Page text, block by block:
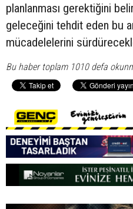
planlanması gerektiğini
geleceğini tehdit eden bu
mücadelelerini
Bu haber toplam 1010 defa